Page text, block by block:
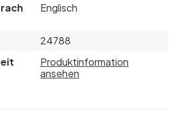
Englisch
24788
Produktinformation
ansehen